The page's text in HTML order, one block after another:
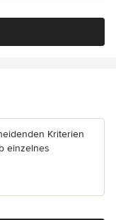
Kriterien
einzelnes